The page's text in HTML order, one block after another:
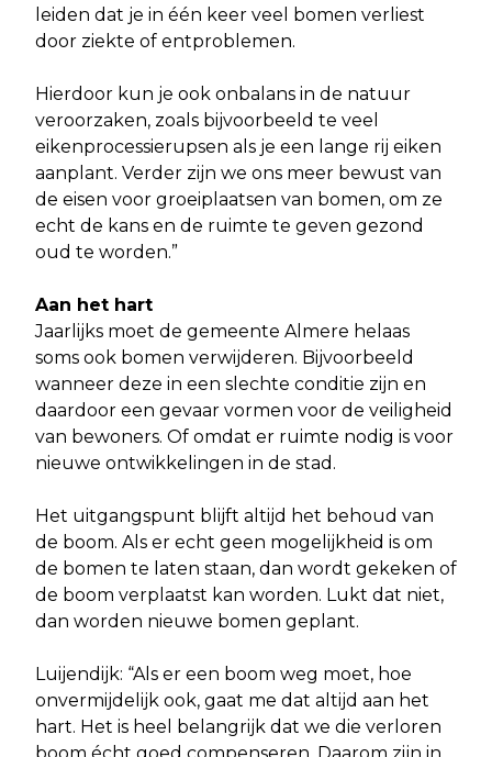
leiden dat je in één keer veel bomen verliest
door ziekte of entproblemen.
Hierdoor kun je ook onbalans in de natuur
veroorzaken, zoals bijvoorbeeld te veel
eikenprocessierupsen als je een lange rij eiken
aanplant. Verder zijn we ons meer bewust van
de eisen voor groeiplaatsen van bomen, om ze
echt de kans en de ruimte te geven gezond
oud te worden.”
Aan het hart
Jaarlijks moet de gemeente Almere helaas
soms ook bomen verwijderen. Bijvoorbeeld
wanneer deze in een slechte conditie zijn en
daardoor een gevaar vormen voor de veiligheid
van bewoners. Of omdat er ruimte nodig is voor
nieuwe ontwikkelingen in de stad.
Het uitgangspunt blijft altijd het behoud van
de boom. Als er echt geen mogelijkheid is om
de bomen te laten staan, dan wordt gekeken of
de boom verplaatst kan worden. Lukt dat niet,
dan worden nieuwe bomen geplant.
Luijendijk: “Als er een boom weg moet, hoe
onvermijdelijk ook, gaat me dat altijd aan het
hart. Het is heel belangrijk dat we die verloren
boom écht goed compenseren. Daarom zijn in